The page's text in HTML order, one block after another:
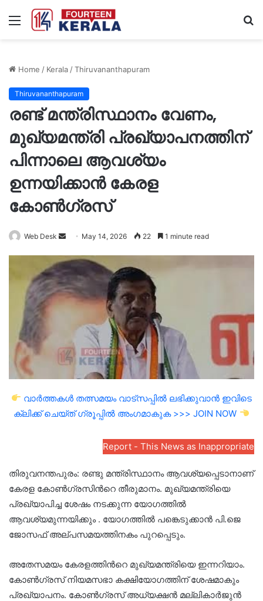
Menu
Home / Kerala/Thiruvananthapuram
Thiruvananthapuram
രണ്ട് മന്ത്രിസ്ഥാനം വേണം,
മുഖ്യമന്ത്രി പ്രഖ്യാപനത്തിന്
പിന്നാലെ ആവശ്യം
ഉന്നയിക്കാൻ കേരള
കോൺഗ്രസ്
Web Desk
Send
email
May 14, 2026 22 1 minute read
വാർത്തകൾ തത്സമയം വാട്സപ്പിൽ ലഭിക്കുവാൻ ഇവിടെ
ക്ലിക്ക് ചെയ്ത് ഗ്രൂപ്പിൽ അംഗമാകുക >>> JOIN NOW
Report - This News as Inappropriate
തിരുവനന്തപുരം: രണ്ടു മന്ത്രിസ്ഥാനം ആവശ്യപ്പെടാനാണ്
കേരള കോൺഗ്രസിന്‍റെ തീരുമാനം. മുഖ്യമന്ത്രിയെ
പ്രഖ്യാപിച്ച ശേഷം നടക്കുന്ന യോഗത്തിൽ
ആവശ്യമുന്നയിക്കും . യോഗത്തിൽ പങ്കെടുക്കാൻ പി.ജെ
ജോസഫ് അല്പസമയത്തിനകം പുറപ്പെടും.
അതേസമയം കേരളത്തിന്‍റെ മുഖ്യമന്ത്രിയെ ഇന്നറിയാം.
കോൺഗ്രസ് നിയമസഭാ കക്ഷിയോഗത്തിന് ശേഷമാകും
പ്രഖ്യാപനം. കോൺഗ്രസ്‌ അധ്യക്ഷൻ മല്ലികാർജുൻ